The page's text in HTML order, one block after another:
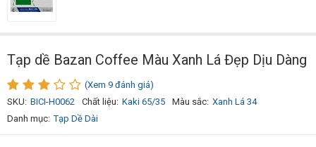
Tạp dề Bazan Coffee Màu Xanh Lá Đẹp Dịu Dàng
(Xem 9 đánh giá)
SKU: BICI-H0062 Chất liệu: Kaki 65/35 Màu sắc: Xanh Lá 34
Danh mục: Tạp Dề Dài